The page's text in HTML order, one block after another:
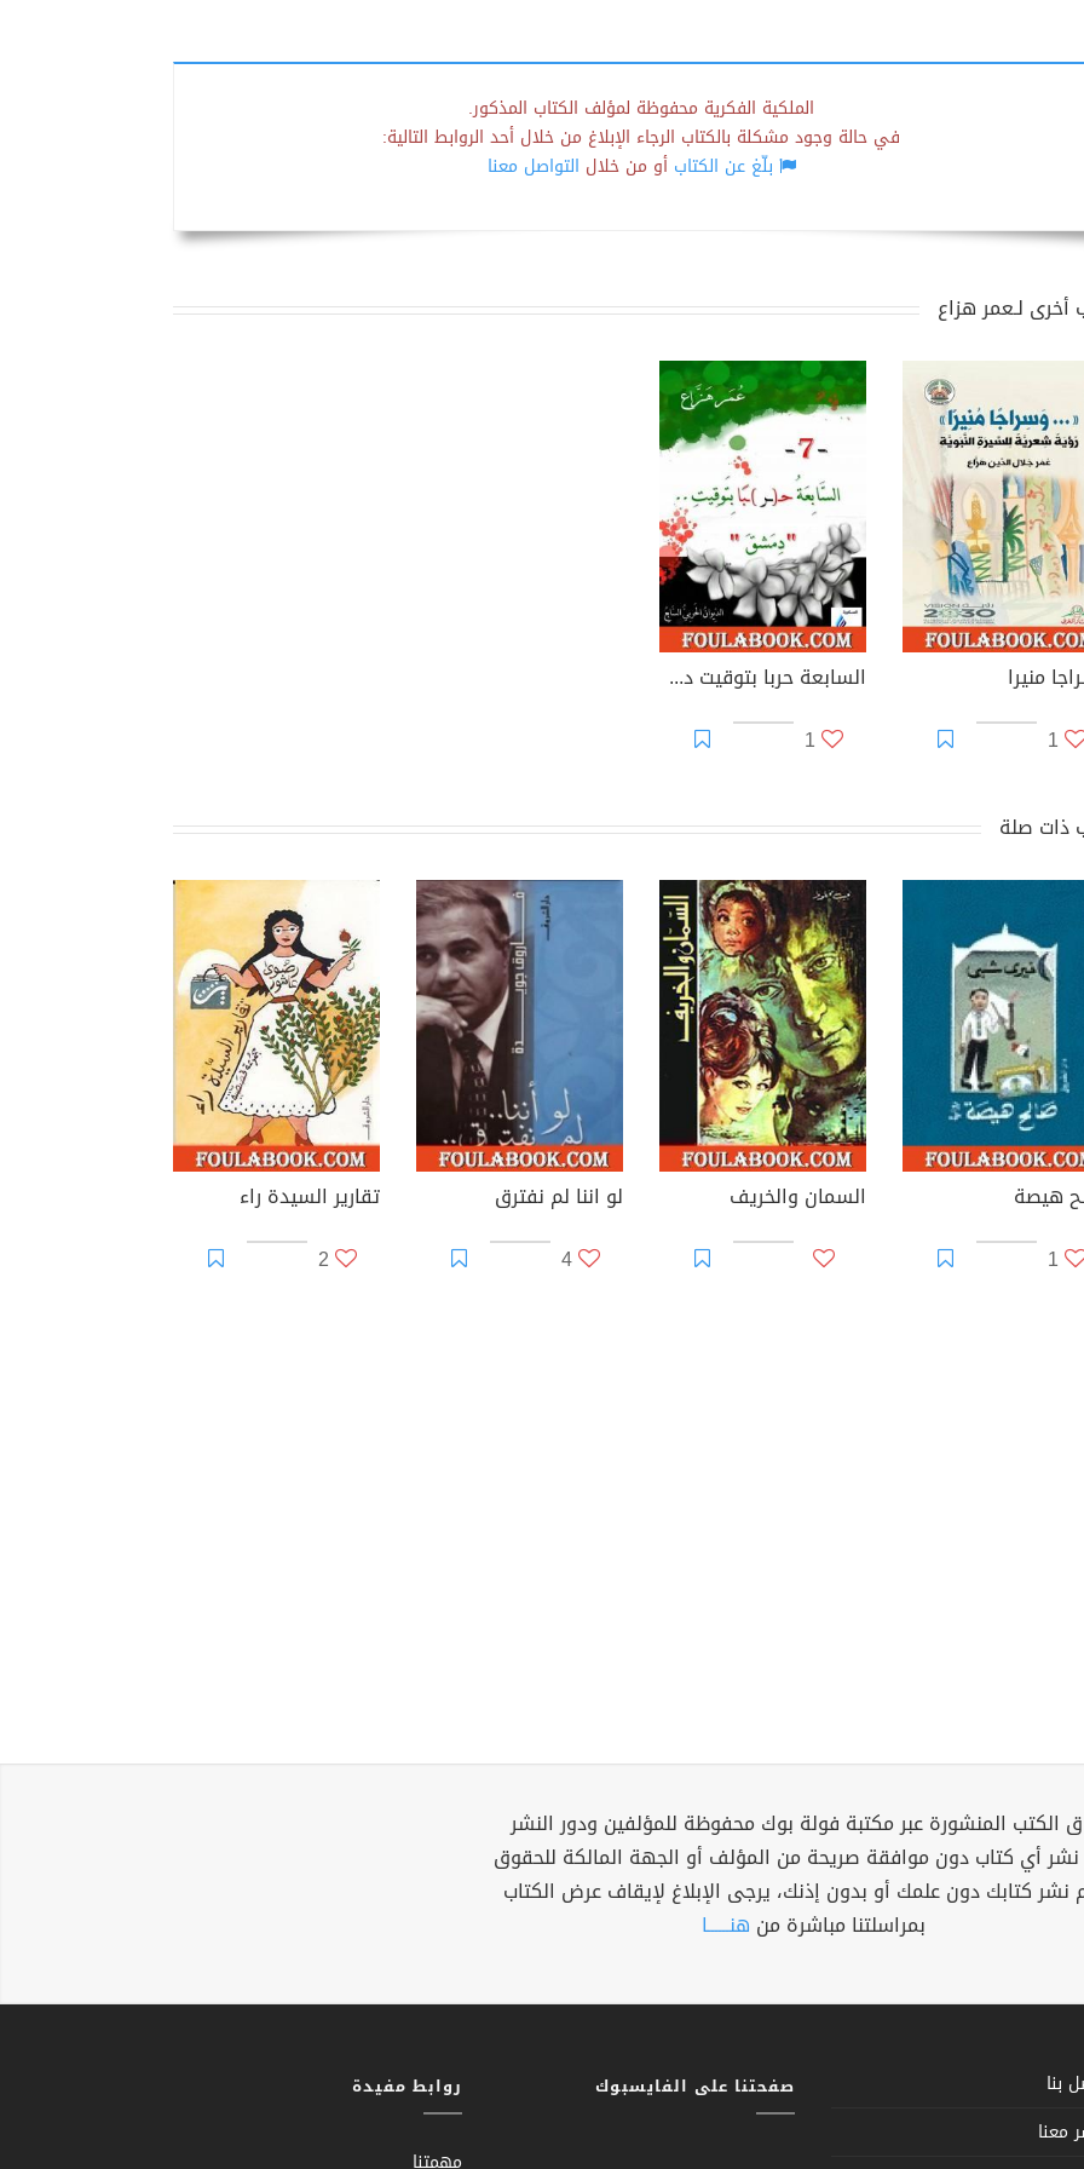
الملكية الفكرية محفوظة لمؤلف الكتاب المذكور.
في حالة وجود مشكلة بالكتاب الرجاء الإبلاغ من خلال أحد الروابط التالية:
بلّغ عن الكتابأو من خلال التواصل معنا
أخرى لـعمر هزاع
منيرا
1
السابعة حربا بتوقيت دمشق
1
ذات صلة
هيصة
1
السمان والخريف
لو اننا لم نفترق
4
تقارير السيدة راء
2
الكتب المنشورة عبر مكتبة فولة بوك محفوظة للمؤلفين ودور النشر
نشر أي كتاب دون موافقة صريحة من المؤلف أو الجهة المالكة للحقوق
نشر كتابك دون علمك أو بدون إذنك، يرجى الإبلاغ لإيقاف عرض الكتاب
بمراسلتنا مباشرة من هنــــــا
بنا
معنا
صفحتنا على الفايسبوك روابط مفيدة
مهمتنا